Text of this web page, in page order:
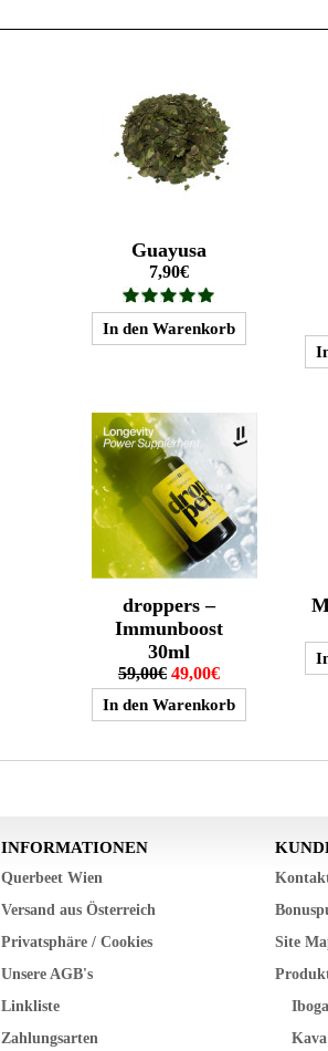
Guayusa
7,90€
droppers –
Immunboost
30ml
59,00€ 49,00€
INFORMATIONEN
Querbeet Wien
Versand aus Österreich
Privatsphäre / Cookies
Unsere AGB's
Linkliste
Zahlungsarten
Site
Iboga